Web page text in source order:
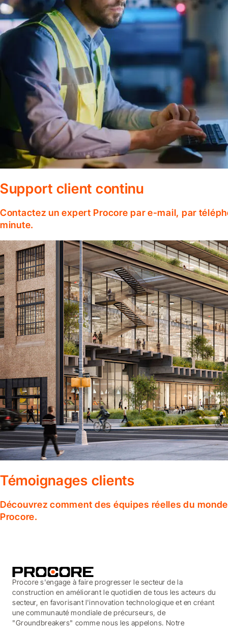
Support client continu
Contactez un expert Procore par e-mail, par
minute.
Témoignages clients
Découvrez comment des équipes réelles du
Procore.
Procore s'engage à faire progresser le secteur de la
construction en améliorant le quotidien de tous les acteurs du
secteur, en favorisant l'innovation technologique et en créant
une communauté mondiale de précurseurs, de
"Groundbreakers" comme nous les appelons. Notre